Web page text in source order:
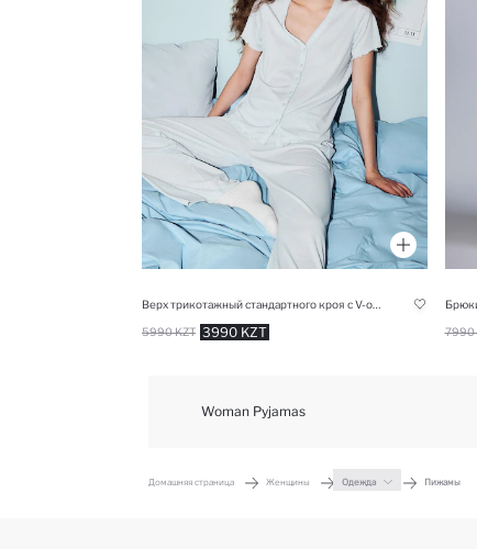
3990 KZT
5990 KZT 7990
Woman Pyjamas
Домашняя страница Женщины Одежда Пижамы